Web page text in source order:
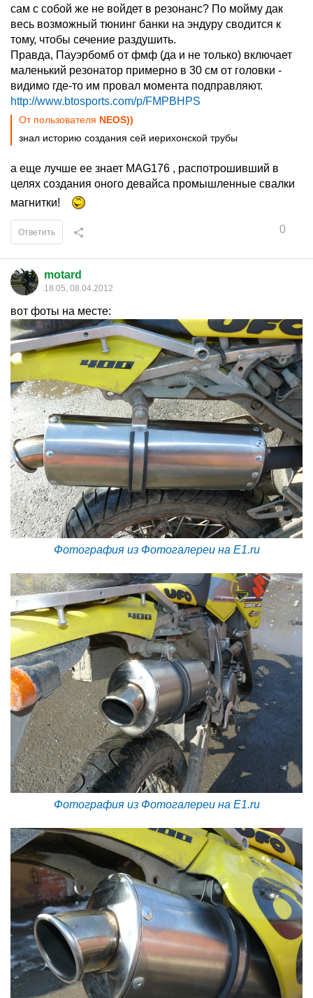
сам с собой же не войдет в резонанс? По мойму дак
весь возможный тюнинг банки на эндуру сводится к
тому, чтобы сечение раздушить.
Правда, Пауэрбомб от фмф (да и не только) включает
маленький резонатор примерно в 30 см от головки -
видимо где-то им провал момента подправляют.
http://www.btosports.com/p/FMPBHPS
От пользователя NEOS))
знал историю создания сей иерихонской трубы
а еще лучше ее знает MAG176 , распотрошивший в
целях создания оного девайса промышленные свалки
магнитки!
0
Ответить
motard
18:05, 08.04.2012
вот фоты на месте:
Фотография из Фотогалереи на E1.ru
Фотография из Фотогалереи на E1.ru